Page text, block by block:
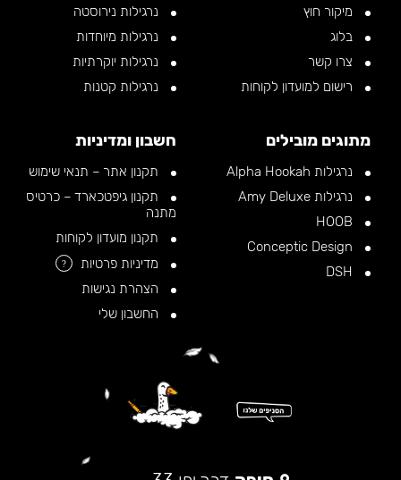
מיקור חוץ
בלוג
צרו קשר
רישום למועדון לקוחות
נרגילות נירוסטה
נרגילות מיוחדות
נרגילות יוקרתיות
נרגילות קטנות
מתוגים מובילים
נרגילות Alpha Hookah
נרגילות Amy Deluxe
חשבון ומדיניות
תקנון אתר – תנאי שימוש
תקנון גיפטכארד – כרטיס
מתנה
תקנון מועדון לקוחות
מדיניות פרטיות
?
הצהרת נגישות
החשבון שלי